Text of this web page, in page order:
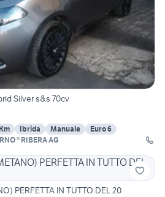
Silver s&s 70cv
Ibrida Manuale
Euro 6
® RIBERA AG
PERFETTA IN TUTTO DEL 20